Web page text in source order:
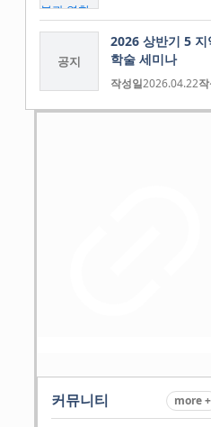
공지
2026 상반기 5
학술 세미나
작성일2026.04.22
커뮤니티 more +